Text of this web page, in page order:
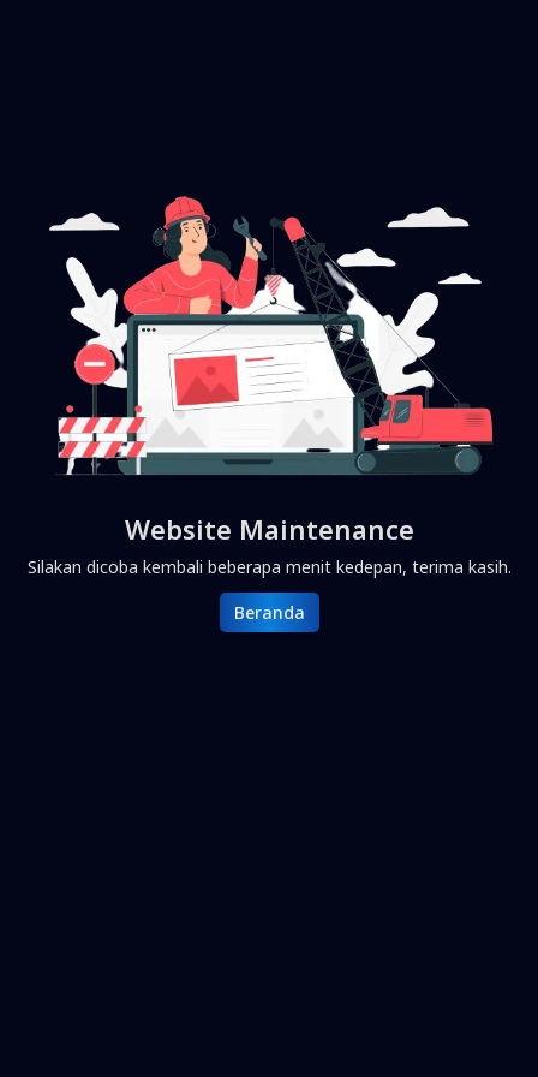
Website Maintenance
Silakan dicoba kembali beberapa menit kedepan, terima kasih.
Beranda